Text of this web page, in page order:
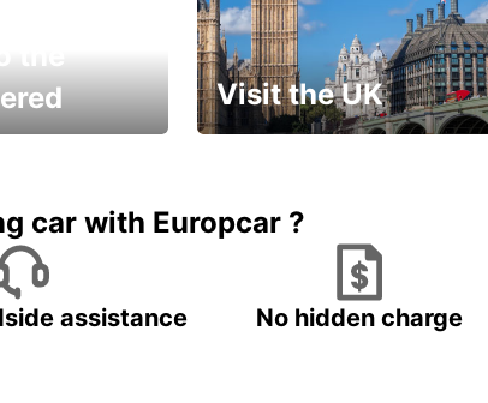
Visit the UK
car with Europcar ?
assistance No hidden charge